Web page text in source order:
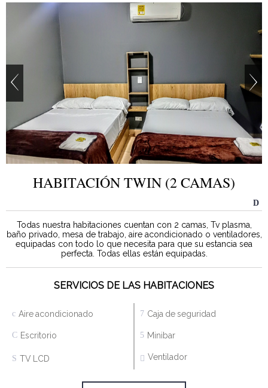
HABITACIÓN TWIN (2 CAMAS)
Todas nuestra habitaciones cuentan con 2 camas, Tv plasma,
baño privado, mesa de trabajo, aire acondicionado o ventiladores,
equipadas con todo lo que necesita para que su estancia sea
perfecta. Todas ellas están equipadas.
SERVICIOS DE LAS HABITACIONES
Aire acondicionado Caja de seguridad
Escritorio Minibar
TV LCD Ventilador